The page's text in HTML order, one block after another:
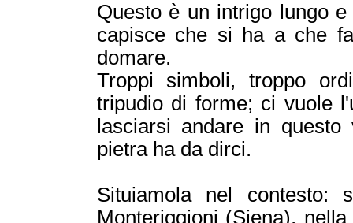
Questo è un intrigo lungo
capisce che si ha a che
domare.
Troppi simboli, troppo
tripudio di forme; ci vuole
lasciarsi andare in
pietra ha da dirci.
Situiamola nel contesto:
Monteriggioni (Siena),